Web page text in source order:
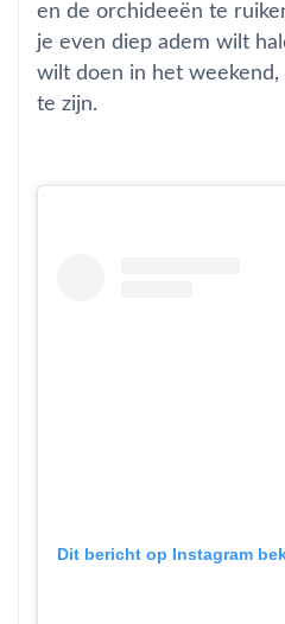
en de orchideeën te
je even diep adem wilt
wilt doen in het weekend,
te zijn.
Dit bericht op Instagram